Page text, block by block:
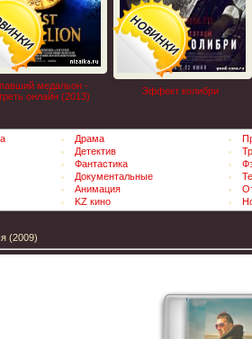
медальон -
онлайн (2013)
Эффект колибри
Драма
Детектив
Фантастика
Документальные
Анимация
KZ кино
(2009)